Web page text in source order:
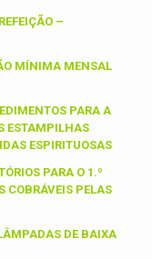
–
MÍNIMA MENSAL
PARA A
ESTAMPILHAS
ESPIRITUOSAS
PARA O 1.º
COBRÁVEIS PELAS
DE BAIXA